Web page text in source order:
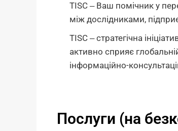
TISC ‒ Ваш помічник у
між дослідниками,
TISC ‒ стратегічна
активно сприяє
інформаційно-
Послуги (на